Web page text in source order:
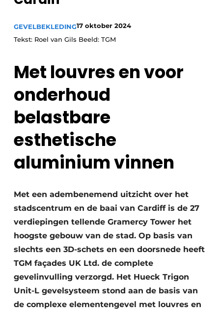
Podcasts
Privacy / Cookie statement
Vacature aanmelden
Video’s
GEVELBEKLEDING17 oktober 2024
Tekst: Roel van Gils Beeld: TGM
Met louvres en voor
onderhoud
belastbare
esthetische
aluminium vinnen
Met een adembenemend uitzicht over het
stadscentrum en de baai van Cardiff is de 27
verdiepingen tellende Gramercy Tower het
hoogste gebouw van de stad. Op basis van
slechts een 3D-schets en een doorsnede heeft
TGM façades UK Ltd. de complete
gevelinvulling verzorgd. Het Hueck Trigon
Unit-L gevelsysteem stond aan de basis van
de complexe elementengevel met louvres en